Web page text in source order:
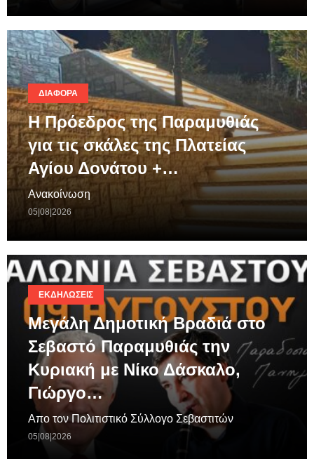
ΔΙΆΦΟΡΑ
Η Πρόεδρος της Παραμυθιάς
για τις σκάλες της Πλατείας
Αγίου Δονάτου +…
Ανακοίνωση
05|08|2026
ΕΚΔΗΛΏΣΕΙΣ
Μεγάλη Δημοτική Βραδιά στο
Σεβαστό Παραμυθιάς την
Κυριακή με Νίκο Δάσκαλο,
Γιώργο…
Απο τον Πολιτιστικό Σύλλογο Σεβαστιτών
05|08|2026